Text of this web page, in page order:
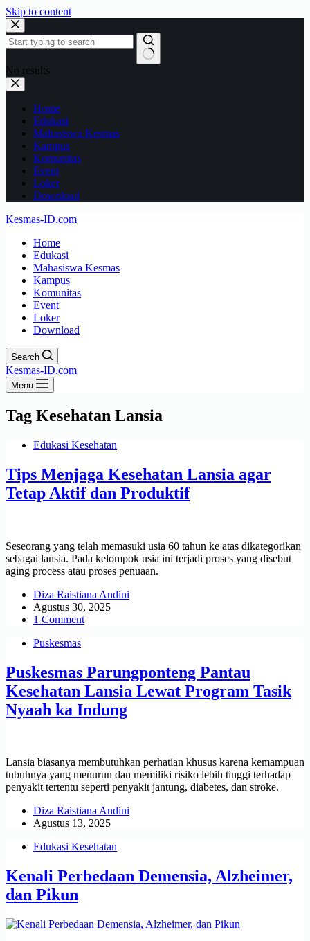
Skip to content
No results
Home
Edukasi
Mahasiswa Kesmas
Kampus
Komunitas
Event
Loker
Download
Kesmas-ID.com
Home
Edukasi
Mahasiswa Kesmas
Kampus
Komunitas
Event
Loker
Download
Search
Kesmas-ID.com
Menu
Tag Kesehatan Lansia
Edukasi Kesehatan
Tips Menjaga Kesehatan Lansia agar
Tetap Aktif dan Produktif
Seseorang yang telah memasuki usia 60 tahun ke atas dikategorikan
sebagai lansia. Pada kelompok usia ini terjadi proses yang disebut
aging process atau proses penuaan.
Diza Raistiana Andini
Agustus 30, 2025
1 Comment
Puskesmas
Puskesmas Parungponteng Pantau
Kesehatan Lansia Lewat Program Tasik
Nyaah ka Indung
Lansia biasanya membutuhkan perhatian khusus karena kemampuan
tubuhnya yang menurun dan memiliki risiko lebih tinggi terhadap
penyakit tertentu seperti penyakit jantung, diabetes, dan stroke.
Diza Raistiana Andini
Agustus 13, 2025
Edukasi Kesehatan
Kenali Perbedaan Demensia, Alzheimer,
dan Pikun